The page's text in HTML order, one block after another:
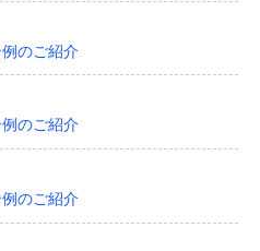
のご紹介
のご紹介
のご紹介